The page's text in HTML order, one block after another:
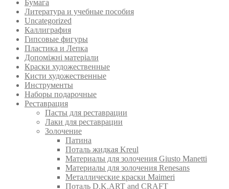
Бумага
Литература и учебные пособия
Uncategorized
Каллиграфия
Гипсовые фигуры
Пластика и Лепка
Допоміжні матеріали
Краски художественные
Кисти художественные
Инструменты
Наборы подарочные
Реставрация
Пасты для реставрации
Лаки для реставрации
Золочение
Патина
Поталь жидкая Kreul
Материалы для золочения Giusto Manetti
Материалы для золочения Renesans
Металлические краски Maimeri
Поталь D.K.ART and CRAFT